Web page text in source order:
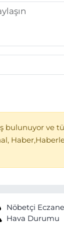
bulunuyor ve
Nöbetçi
Hava Durumu